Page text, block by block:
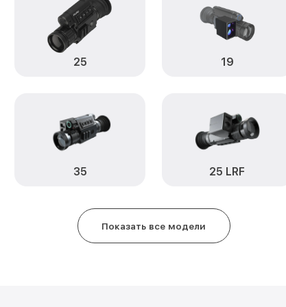
Замена процессора CPU SA-
Замена дисплея SA-35LRF
Замена объектива SA-35LRF
Ремонт платы управления
SA-35LRF Pard
25 19
35 25 LRF
Показать все модели